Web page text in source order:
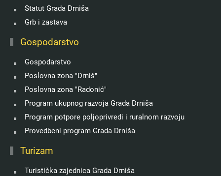
Statut Grada Drniša
Grb i zastava
Gospodarstvo
Gospodarstvo
Poslovna zona "Drniš"
Poslovna zona "Radonić"
Program ukupnog razvoja Grada Drniša
Program potpore poljoprivredi i ruralnom razvoju
Provedbeni program Grada Drniša
Turizam
Turistička zajednica Grada Drniša